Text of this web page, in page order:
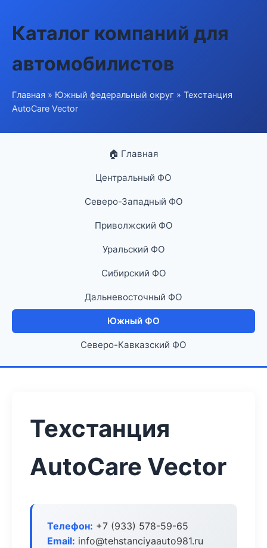
Каталог компаний для
автомобилистов
Главная » Южный федеральный округ » Техстанция
AutoCare Vector
🏠 Главная
Центральный ФО
Северо-Западный ФО
Приволжский ФО
Уральский ФО
Сибирский ФО
Дальневосточный ФО
Южный ФО
Северо-Кавказский ФО
Техстанция
AutoCare Vector
Телефон: +7 (933) 578-59-65
Email: info@tehstanciyaauto981.ru